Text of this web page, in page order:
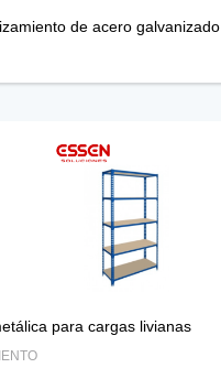
de acero galvanizado
para cargas livianas